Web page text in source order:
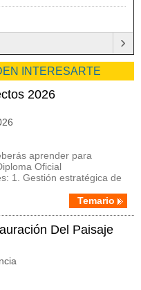
›
INTERESARTE
2026
aprender para
Oficial
1. Gestión estratégica de
Temario
Del Paisaje